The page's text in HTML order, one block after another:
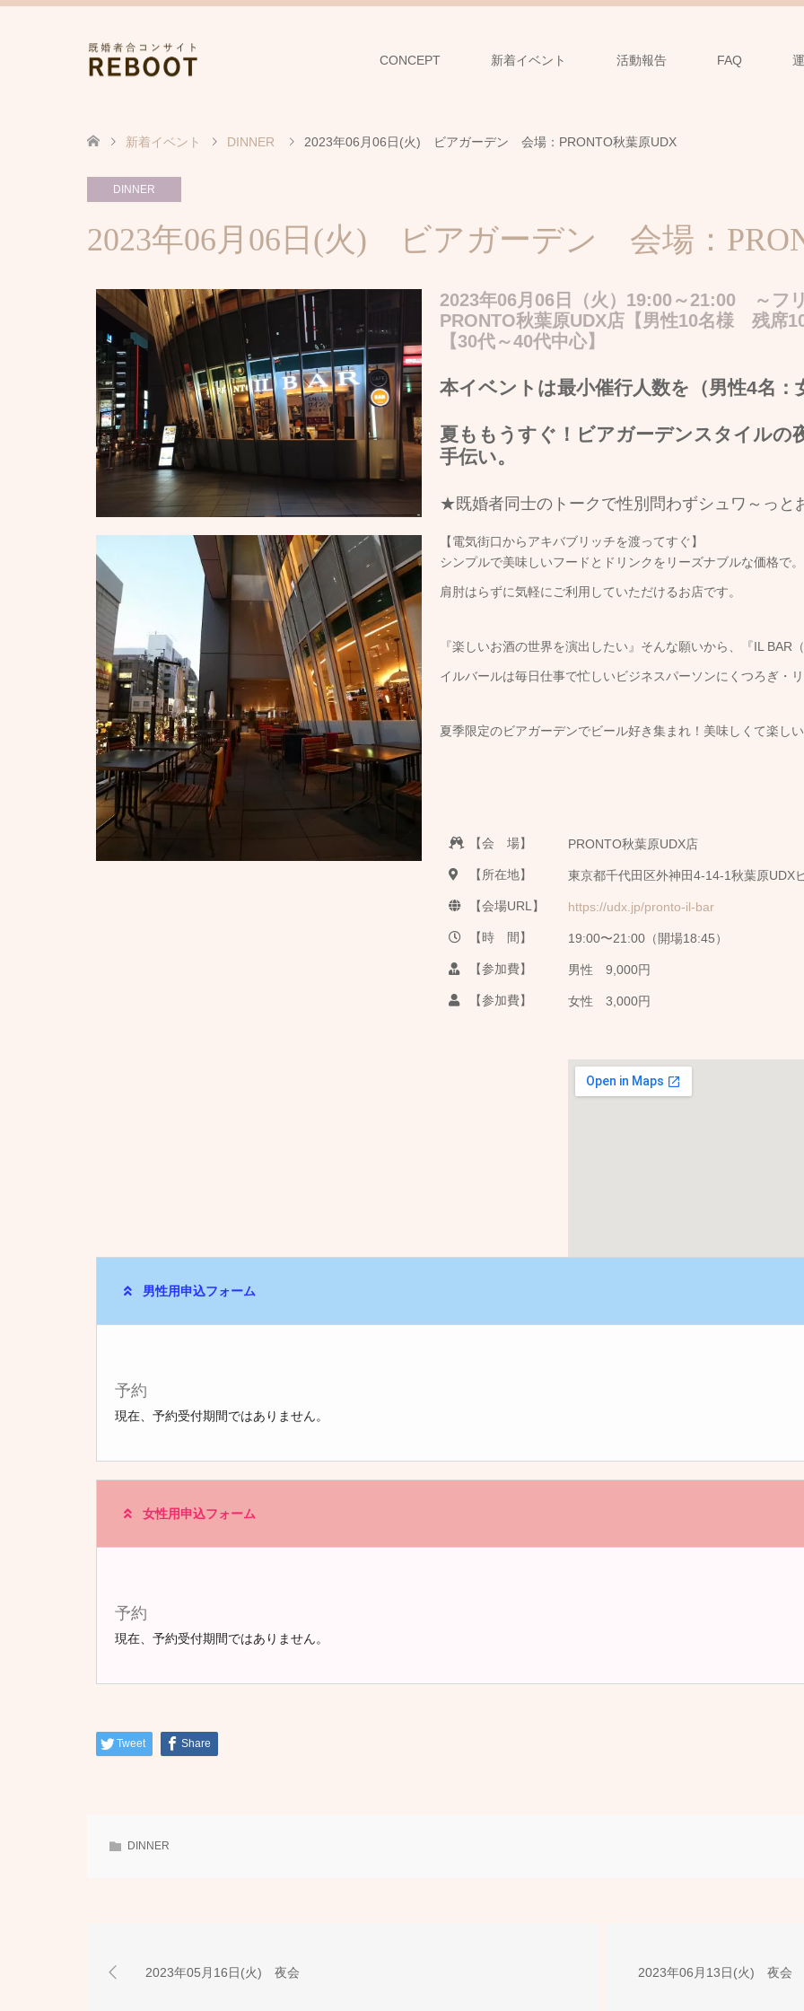
CONCEPT 新着イベント 活動報告 FAQ
新着イベント DINNER 2023年06月06日(火) ビアガーデン 会場：PRONTO秋葉原UDX
DINNER
2023年06月06日(火) ビアガーデン 会場：
2023年06月06日（火）19:00～21:00 ～フ
PRONTO秋葉原UDX店【男性10名様 残席
【30代～40代中心】
本イベントは最小催行人数を（男性4名
夏ももうすぐ！ビアガーデンスタイルの
手伝い。
★既婚者同士のトークで性別問わずシュワ～っと
【電気街口からアキバブリッチを渡ってすぐ】
シンプルで美味しいフードとドリンクをリーズナブルな価格で
肩肘はらずに気軽にご利用していただけるお店です。
『楽しいお酒の世界を演出したい』そんな願いから、『IL
イルバールは毎日仕事で忙しいビジネスパーソンにくつろぎ・
夏季限定のビアガーデンでビール好き集まれ！ 美味しくて楽し
【会 場】 PRONTO秋葉原UDX店
【所在地】 東京都千代田区外神田4-14-1秋葉原UDX
【会場URL】 https://udx.jp/pronto-il-bar
【時 間】 19:00〜21:00（開場18:45）
【参加費】 男性 9,000円
【参加費】 女性 3,000円
男性用申込フォーム
予約
現在、予約受付期間ではありません。
女性用申込フォーム
予約
現在、予約受付期間ではありません。
Tweet Share
DINNER
2023年05月16日(火) 夜会 2023年06月13日(火) 夜会